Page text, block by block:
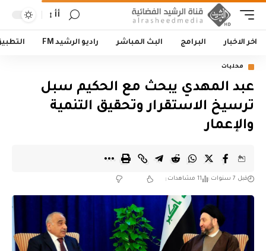
أأ
اخر الاخبار البرامج البث المباشر راديو الرشيد FM
محليات
عبد المهدي يبحث مع الحكيم سبل
ترسيخ الاستقرار وتحقيق التنمية
والإعمار
قبل 7 سنوات 11 مشاهدات